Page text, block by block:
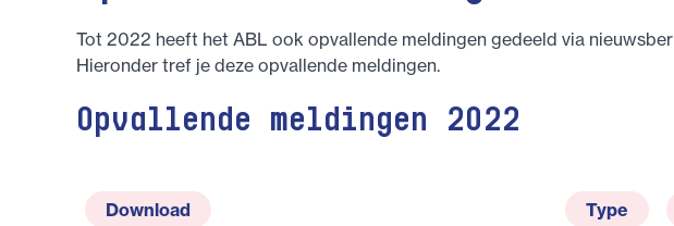
Tot 2022 heeft het ABL ook opvallende meldingen gedeeld via
Hieronder tref je deze opvallende meldingen.
Opvallende meldingen 2022
Download Type